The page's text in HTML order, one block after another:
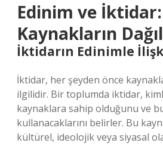
Edinim ve
Kaynakların
İktidarın Edinimle
İktidar, her şeyden önce
ilgilidir. Bir toplumda iktidar,
kaynaklara sahip olduğunu ve
kullanacaklarını belirler. Bu
kültürel, ideolojik veya siyasal